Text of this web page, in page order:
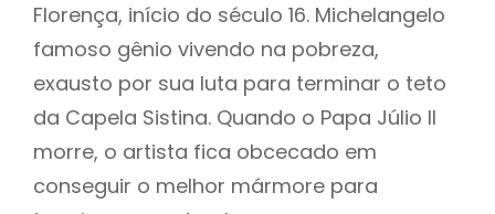
Florença, início do século 16. Michelangelo
famoso gênio vivendo na pobreza,
exausto por sua luta para terminar o teto
da Capela Sistina. Quando o Papa Júlio II
morre, o artista fica obcecado em
conseguir o melhor mármore para